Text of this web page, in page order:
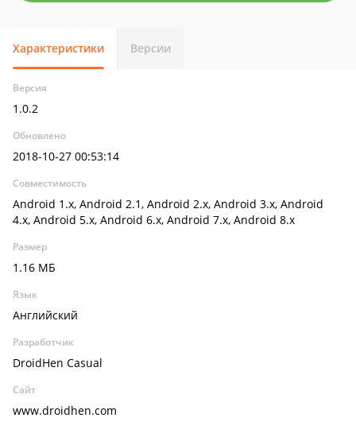
Характеристики Версии
Версия
1.0.2
Обновлено
2018-10-27 00:53:14
Совместимость
Android 1.x, Android 2.1, Android 2.x, Android 3.x, Android
4.x, Android 5.x, Android 6.x, Android 7.x, Android 8.x
Размер
1.16 МБ
Язык
Английский
Разработчик
DroidHen Casual
Сайт
www.droidhen.com